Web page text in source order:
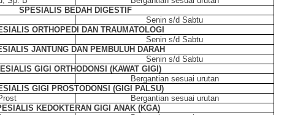
SPESIALIS BEDAH DIGESTIF
Senin s/d Sabtu
ORTHOPEDI DAN TRAUMATOLOGI
Senin s/d Sabtu
JANTUNG DAN PEMBULUH DARAH
Senin s/d Sabtu
GIGI ORTHODONSI (KAWAT GIGI)
Bergantian sesuai urutan
GIGI PROSTODONSI (GIGI PALSU)
Bergantian sesuai urutan
KEDOKTERAN GIGI ANAK (KGA)